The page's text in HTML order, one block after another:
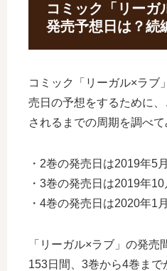
コミック「リーガ
発売予想日は？続
コミック「リーガル×ラブ
売日の予想をするために
されるまでの周期を調べて
・2巻の発売日は2019年5
・3巻の発売日は2019年10
・4巻の発売日は2020年1
「リーガル×ラブ」の発
153日間、3巻から4巻まで